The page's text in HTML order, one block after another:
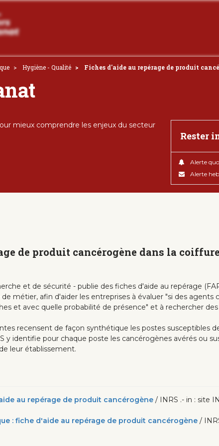
Hygiène - Qualité Fiches d'aide au repérage de produit
mieux comprendre les enjeux du secteur
Rester
Alerte
Alerte
de produit cancérogène dans la
et de sécurité - publie des fiches d'aide au repérage
métier, afin d'aider les entreprises à évaluer "si des
et avec quelle probabilité de présence" et à rechercher
recensent de façon synthétique les postes susceptibles
y identifie pour chaque poste les cancérogènes avérés ou
leur établissement.
au repérage de produit cancérogène / INRS .- in : site
: fiche d'aide au repérage de produit cancérogène /